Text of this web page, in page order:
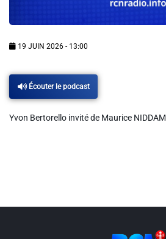
Alerte Méduses 06
Issa Nissa OGC Nice
RCN Soutiens
Vidéos / Clips
19 JUIN 2026 - 13:00
Écouter le podcast
Yvon Bertorello invité de Maurice NIDDAM